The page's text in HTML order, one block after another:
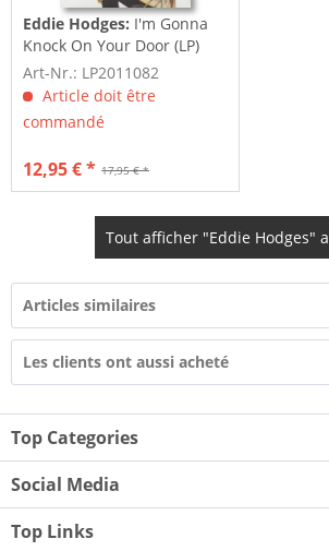
Eddie Hodges: I'm Gonna
Knock On Your Door (LP)
Art-Nr.: LP2011082
Article doit être
commandé
17,95 € *
12,95 € *
Tout afficher "Eddie Hodges"
Articles similaires
Les clients ont aussi acheté
Top Categories
Social Media
Top Links